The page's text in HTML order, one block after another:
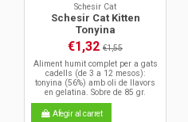
Schesir Cat
Schesir Cat Kitten
Tonyina
€1,32 €1,55
Aliment humit complet per a gats
cadells (de 3 a 12 mesos):
tonyina (56%) amb oli de llavors
en gelatina. Sobre de 85 gr.
Afegir al carret